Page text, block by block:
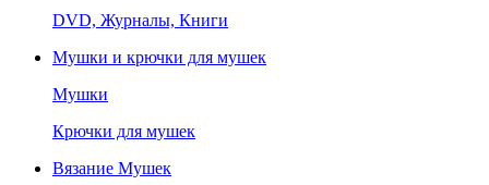
DVD, Журналы, Книги
Мушки и крючки для мушек
Мушки
Крючки для мушек
Вязание Мушек